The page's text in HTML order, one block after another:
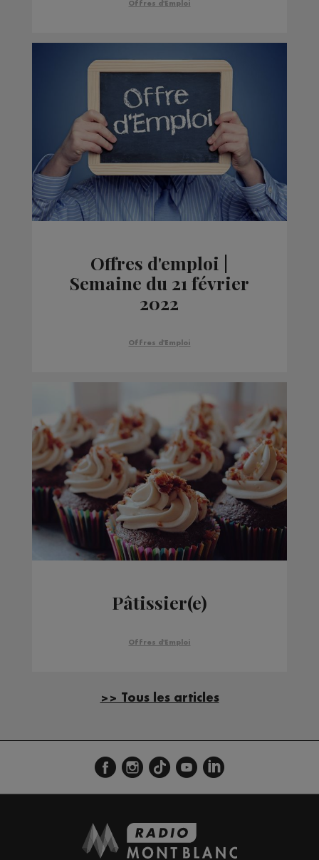
Offres d'Emploi
Offres d'emploi |
Semaine du 21 février
2022
Offres d'Emploi
Pâtissier(e)
Offres d'Emploi
>> Tous les articles